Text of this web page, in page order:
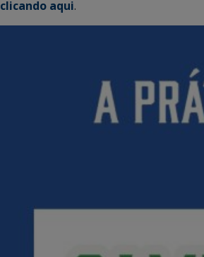
clicando aqui.